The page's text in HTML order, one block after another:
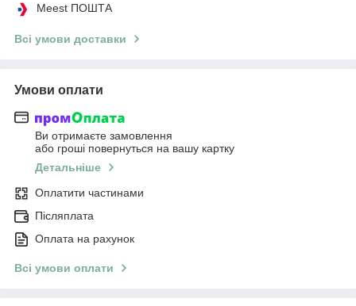
Meest ПОШТА
Всі умови доставки
Умови оплати
Ви отримаєте замовлення
або гроші повернуться на вашу картку
Детальніше
Оплатити частинами
Післяплата
Оплата на рахунок
Всі умови оплати